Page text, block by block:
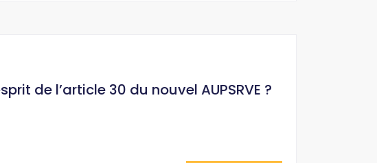
de l’article 30 du nouvel AUPSRVE ?